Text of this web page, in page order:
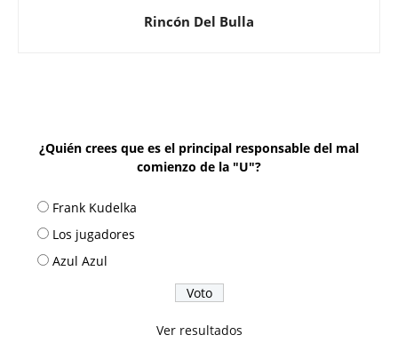
Rincón Del Bulla
¿Quién crees que es el principal responsable del mal
comienzo de la "U"?
Frank Kudelka
Los jugadores
Azul Azul
Ver resultados